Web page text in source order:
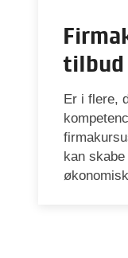
tilbud
Er i flere,
kan